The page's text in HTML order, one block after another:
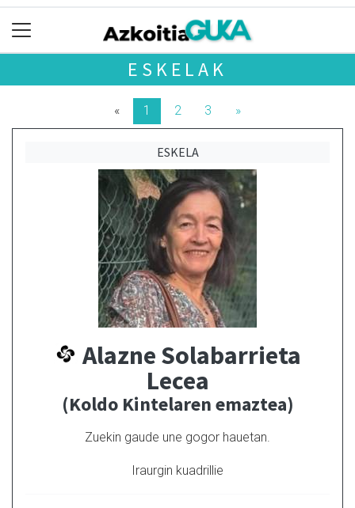
ESKELAK
« 1 2 3 »
ESKELA
Alazne Solabarrieta
Lecea
(Koldo Kintelaren emaztea)
Zuekin gaude une gogor hauetan.
Iraurgin kuadrillie